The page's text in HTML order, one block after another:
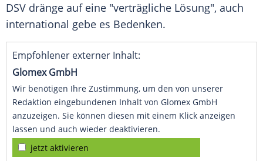
DSV dränge auf eine "verträgliche Lösung", auch
international gebe es Bedenken.
Empfohlener externer Inhalt:
Glomex GmbH
Wir benötigen Ihre Zustimmung, um den von unserer
Redaktion eingebundenen Inhalt von Glomex GmbH
anzuzeigen. Sie können diesen mit einem Klick anzeigen
lassen und auch wieder deaktivieren.
jetzt aktivieren